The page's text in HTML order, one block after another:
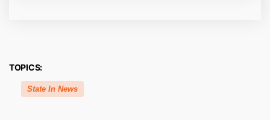
TOPICS:
State In News